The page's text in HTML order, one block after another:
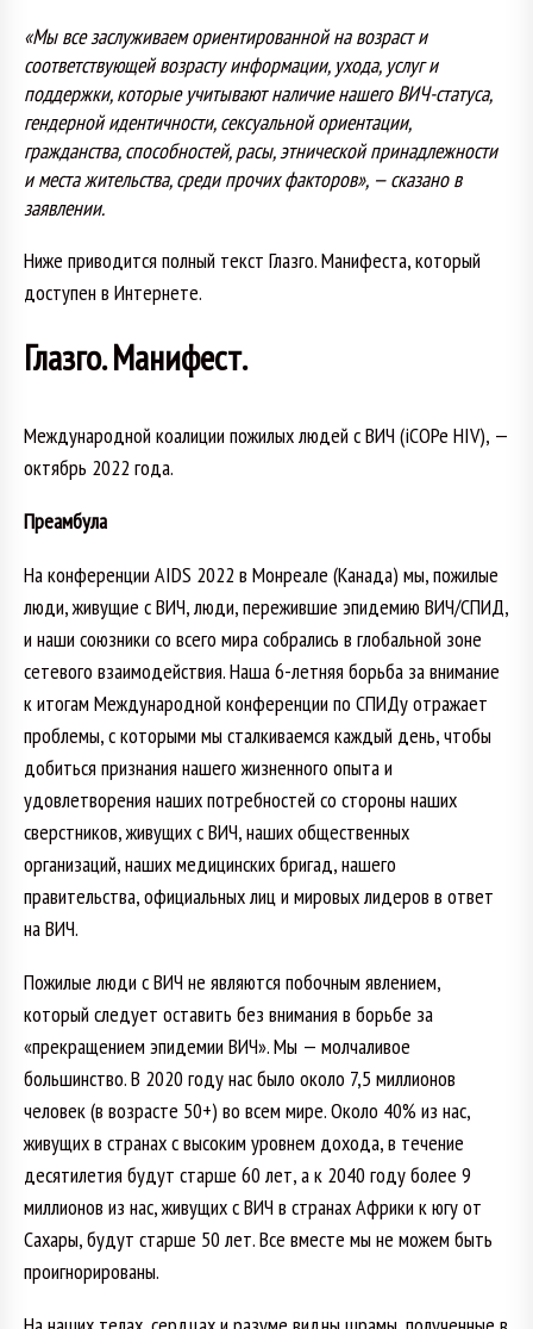
«Мы все заслуживаем ориентированной на возраст и
соответствующей возрасту информации, ухода, услуг и
поддержки, которые учитывают наличие нашего ВИЧ-статуса,
гендерной идентичности, сексуальной ориентации,
гражданства, способностей, расы, этнической принадлежности
и места жительства, среди прочих факторов», — сказано в
заявлении.
Ниже приводится полный текст Глазго. Манифеста, который
доступен в Интернете.
Глазго. Манифест.
Международной коалиции пожилых людей с ВИЧ (iCOPe HIV), —
октябрь 2022 года.
Преамбула
На конференции AIDS 2022 в Монреале (Канада) мы, пожилые
люди, живущие с ВИЧ, люди, пережившие эпидемию ВИЧ/СПИД,
и наши союзники со всего мира собрались в глобальной зоне
сетевого взаимодействия. Наша 6-летняя борьба за внимание
к итогам Международной конференции по СПИДу отражает
проблемы, с которыми мы сталкиваемся каждый день, чтобы
добиться признания нашего жизненного опыта и
удовлетворения наших потребностей со стороны наших
сверстников, живущих с ВИЧ, наших общественных
организаций, наших медицинских бригад, нашего
правительства, официальных лиц и мировых лидеров в ответ
на ВИЧ.
Пожилые люди с ВИЧ не являются побочным явлением,
который следует оставить без внимания в борьбе за
«прекращением эпидемии ВИЧ». Мы — молчаливое
большинство. В 2020 году нас было около 7,5 миллионов
человек (в возрасте 50+) во всем мире. Около 40% из нас,
живущих в странах с высоким уровнем дохода, в течение
десятилетия будут старше 60 лет, а к 2040 году более 9
миллионов из нас, живущих с ВИЧ в странах Африки к югу от
Сахары, будут старше 50 лет. Все вместе мы не можем быть
проигнорированы.